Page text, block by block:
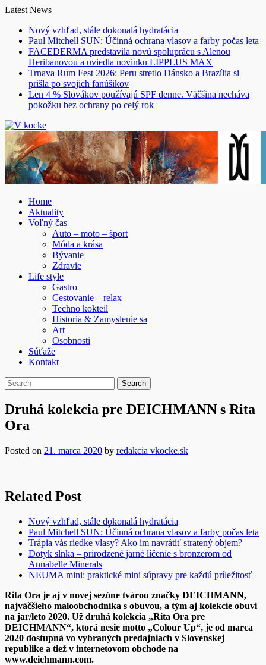
Skip
content
Latest News
Nový vzhľad, stále dokonalá hydratácia
Paul Mitchell SUN: Účinná ochrana vlasov a farby počas leta
FACEDERMA predstavila novú spoluprácu s Alenou
Heribanovou a uviedla novinku LIPPLUS MAX
Trnava Rum Fest 2026: Peru stretlo Dánsko a Brazília si
prišla po svojich fanúšikov
Len 4 % Slovákov používajú SPF denne. Väčšina necháva
pokožku bez ochrany po celý rok
Home
Aktuality
Voľný čas
Auto – moto – šport
Móda a krása
Bývanie
Zdravie
Life style
Gastro
Cestovanie – relax
Techno kokteil
Historia & Zamyslenie sa
Art
Osobnosti
Súťaže
Kontakt
Druhá kolekcia pre DEICHMANN s Rita
Ora
Posted on 21. marca 2020 by redakcia vkocke.sk
Related Post
Nový vzhľad, stále dokonalá hydratácia
Paul Mitchell SUN: Účinná ochrana vlasov a farby počas leta
Trápia vás riedke vlasy? Ako im navrátiť stratený objem?
Dotyk slnka – prirodzené jarné líčenie s bronzerom od
Annabelle Minerals
NEUMA mini: praktické mini súpravy pre každú príležitosť
Rita Ora je aj v novej sezóne tvárou značky DEICHMANN,
najväčšieho maloobchodníka s obuvou, a tým aj kolekcie obuvi
na jar/leto 2020. Už druhá kolekcia „Rita Ora pre
DEICHMANN“, ktorá nesie motto „Colour Up“, je od marca
2020 dostupná vo vybraných predajniach v Slovenskej
republike a tiež v internetovom obchode na
www.deichmann.com.